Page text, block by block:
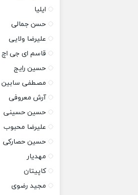
ایلیا
حسن جمالی
علیرضا ولایی
قاسم ای جی اچ
حسین رایج
مصطفی سابین
آرش معروفی
حسین حسینی
علیرضا محبوب
حسین حصارکی
مهدیار
کاپیتان
مجید رضوی